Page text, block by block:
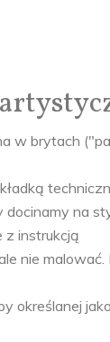
w brytach
na
z instrukcją
nie
określanej